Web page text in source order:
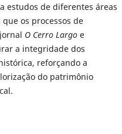
estudos de diferentes áreas
os processos de
O Cerro Largo e
a integridade dos
reforçando a
do patrimônio